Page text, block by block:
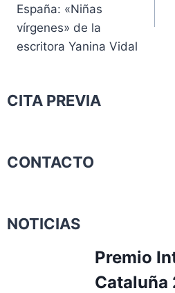
España: «Niñas
vírgenes» de la
escritora Yanina Vidal
CITA PREVIA
CONTACTO
NOTICIAS
Premio
Cataluña